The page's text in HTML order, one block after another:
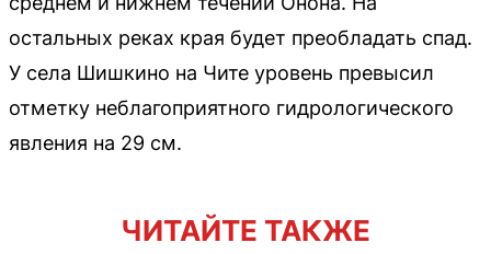
остальных реках края будет преобладать спад.
У села Шишкино на Чите уровень превысил
отметку неблагоприятного гидрологического
явления на 29 см.
ЧИТАЙТЕ ТАКЖЕ